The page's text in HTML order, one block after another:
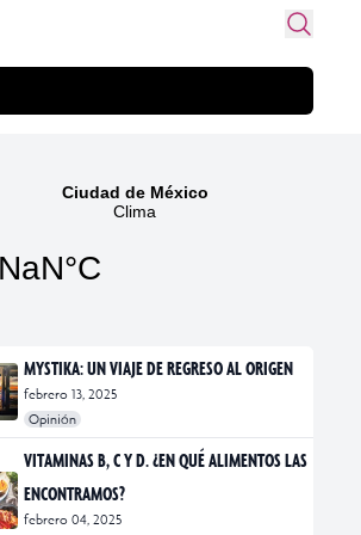
MYSTIKA: UN VIAJE DE REGRESO AL ORIGEN
febrero 13, 2025
Opinión
#exposiciones
#fotografía
VITAMINAS B, C Y D. ¿EN QUÉ ALIMENTOS LAS
ENCONTRAMOS?
febrero 04, 2025